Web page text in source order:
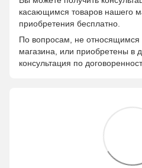
касающимся товаров нашего
приобретения бесплатно.
По вопросам, не относящимся
магазина, или приобретены в
консультация по